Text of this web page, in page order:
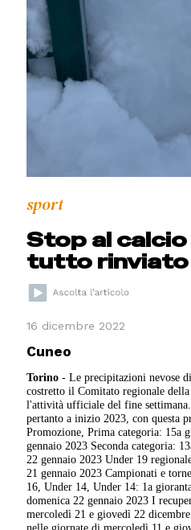
sport
Stop al
tutto rinviato
16 dicembre 2022
Cuneo
Torino - Le precipitazioni nevose
costretto il Comitato regionale
l'attività ufficiale del fine
pertanto a inizio 2023, con questa
Promozione, Prima categoria: 15a
gennaio 2023 Seconda categoria:
22 gennaio 2023 Under 19
21 gennaio 2023 Campionati e
16, Under 14, Under 14: 1a
domenica 22 gennaio 2023 I
mercoledì 21 e giovedì 22